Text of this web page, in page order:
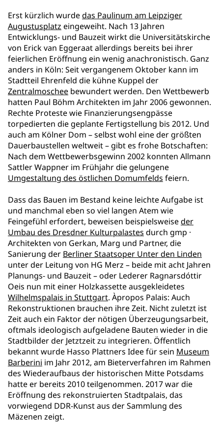
Erst kürzlich wurdedas Paulinum am Leipziger
Augustusplatz eingeweiht. Nach 13 Jahren
Entwicklungs- und Bauzeit wirkt die Universitätskirche
von Erick van Eggeraat allerdings bereits bei ihrer
feierlichen Eröffnung ein wenig anachronistisch. Ganz
anders in Köln: Seit vergangenem Oktober kann im
Stadtteil Ehrenfeld die kühne Kuppel der
Zentralmoschee bewundert werden. Den Wettbewerb
hatten Paul Böhm Architekten im Jahr 2006 gewonnen.
Rechte Proteste wie Finanzierungsengpässe
torpedierten die geplante Fertigstellung bis 2012. Und
auch am Kölner Dom – selbst wohl eine der größten
Dauerbaustellen weltweit – gibt es frohe Botschaften:
Nach dem Wettbewerbsgewinn 2002 konnten Allmann
Sattler Wappner im Frühjahr die gelungene
Umgestaltung des östlichen Domumfelds feiern.
Dass das Bauen im Bestand keine leichte Aufgabe ist
und manchmal eben so viel langen Atem wie
Feingefühl erfordert, beweisen beispielsweiseder
Umbau des Dresdner Kulturpalastes durch gmp ·
Architekten von Gerkan, Marg und Partner, die
Sanierung der Berliner Staatsoper Unter den Linden
unter der Leitung von HG Merz – beide mit acht Jahren
Planungs- und Bauzeit – oder Lederer Ragnarsdóttir
Oeis nun mit einer Holzkassette ausgekleidetes
Wilhelmspalais in Stuttgart. Àpropos Palais: Auch
Rekonstruktionen brauchen ihre Zeit. Nicht zuletzt ist
Zeit auch ein Faktor der nötigen Überzeugungsarbeit,
oftmals ideologisch aufgeladene Bauten wieder in die
Stadtbilder der Jetztzeit zu integrieren. Öffentlich
bekannt wurde Hasso Plattners Idee für sein Museum
Barberini im Jahr 2012, am Bieterverfahren im Rahmen
des Wiederaufbaus der historischen Mitte Potsdams
hatte er bereits 2010 teilgenommen. 2017 war die
Eröffnung des rekonstruierten Stadtpalais, das
vorwiegend DDR-Kunst aus der Sammlung des
Mäzenen zeigt.